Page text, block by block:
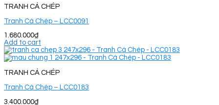
TRANH CÁ CHÉP
Tranh Cá Chép – LCC0091
1.680.000₫
Add to cart
TRANH CÁ CHÉP
Tranh Cá Chép – LCC0183
3.400.000₫